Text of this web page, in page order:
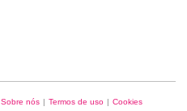
Sobre nós | Termos de uso | Cookies